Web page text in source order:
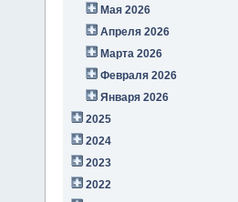
Мая 2026
Апреля 2026
Марта 2026
Февраля 2026
Января 2026
2025
2024
2023
2022